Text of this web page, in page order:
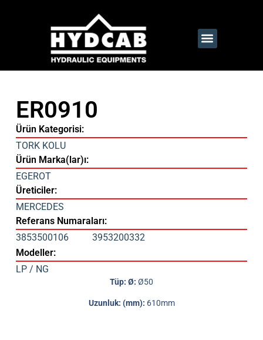
ER0910
Ürün Kategorisi:
TORK KOLU
Ürün Marka(lar)ı:
EGEROT
Üreticiler:
MERCEDES
Referans Numaraları:
3853500106
3953200332
Modeller:
LP / NG
Tüp: Ø: Ø50
Uzunluk: (mm): 610mm